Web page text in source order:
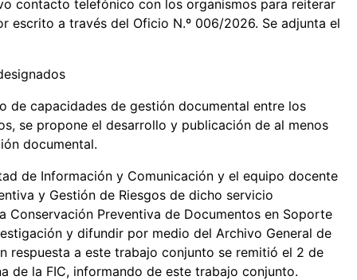
contacto telefónico con los organismos para reiterar
escrito a través del Oficio N.º 006/2026. Se adjunta el
de capacidades de gestión documental entre los
se propone el desarrollo y publicación de al menos
documental.
de Información y Comunicación y el equipo docente
y Gestión de Riesgos de dicho servicio
Conservación Preventiva de Documentos en Soporte
y difundir por medio del Archivo General de
respuesta a este trabajo conjunto se remitió el 2 de
de la FIC, informando de este trabajo conjunto.